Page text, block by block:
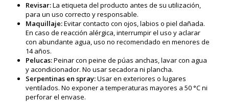
Revisar:La etiqueta del producto antes de su utilización,
para un uso correcto y responsable.
Maquillaje:Evitar contacto con ojos, labios o piel dañada.
En caso de reacción alérgica, interrumpir el uso y aclarar
con abundante agua, uso no recomendado en menores de
14 años.
Pelucas:Peinar con peine de púas anchas, lavar con agua
y acondicionador. No usar secadora ni plancha.
Serpentinas en spray:Usar en exteriores o lugares
ventilados. No exponer a temperaturas mayores a 50 °C ni
perforar el envase.